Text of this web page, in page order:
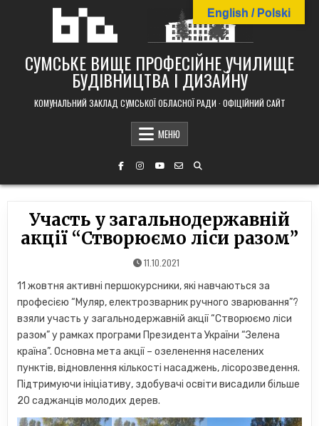
СУМСЬКЕ ВИЩЕ ПРОФЕСІЙНЕ УЧИЛИЩЕ
БУДІВНИЦТВА І ДИЗАЙНУ
КОМУНАЛЬНИЙ ЗАКЛАД СУМСЬКОЇ ОБЛАСНОЇ РАДИ · ОФІЦІЙНИЙ САЙТ
МЕНЮ
Участь у загальнодержавній
акції “Створюємо ліси разом”
11.10.2021
11 жовтня активні першокурсники, які навчаються за
професією “Муляр, електрозварник ручного зварювання”?
взяли участь у загальнодержавній акції “Створюємо ліси
разом” у рамках програми Президента України “Зелена
країна”. Основна мета акції – озеленення населених
пунктів, відновлення кількості насаджень, лісорозведення.
Підтримуючи ініціативу, здобувачі освіти висадили більше
20 саджанців молодих дерев.
English / Polski